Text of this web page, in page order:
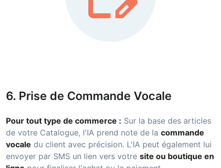
6. Prise de Commande Vocale
Pour tout type de commerce : Sur la base des articles
de votre Catalogue, l'IA prend note de la commande
vocale du client avec précision. L'IA peut également lui
envoyer par SMS un lien vers votre site ou boutique en